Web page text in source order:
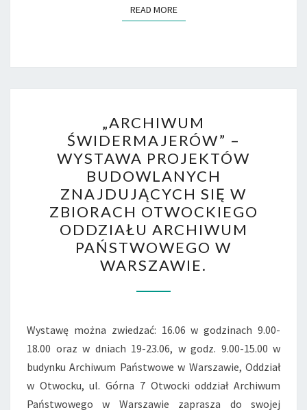
READ MOREREAD MORE
ŚWIDERMAJERÓW”
–
WYSTAWA
PROJEKTÓW
BUDOWLANYCH
ZNAJDUJĄCYCH
SIĘ
W
ZBIORACH
OTWOCKIEGO
ARCHIWUM
PAŃSTWOWEGO
W
WARSZAWIE.
„ARCHIWUM
ŚWIDERMAJERÓW” –
WYSTAWA PROJEKTÓW
BUDOWLANYCH
ZNAJDUJĄCYCH SIĘ W
ZBIORACH OTWOCKIEGO
ODDZIAŁU ARCHIWUM
PAŃSTWOWEGO W
WARSZAWIE.
Wystawę można zwiedzać: 16.06 w godzinach 9.00-
18.00 oraz w dniach 19-23.06, w godz. 9.00-15.00 w
budynku Archiwum Państwowe w Warszawie, Oddział
w Otwocku, ul. Górna 7 Otwocki oddział Archiwum
Państwowego w Warszawie zaprasza do swojej